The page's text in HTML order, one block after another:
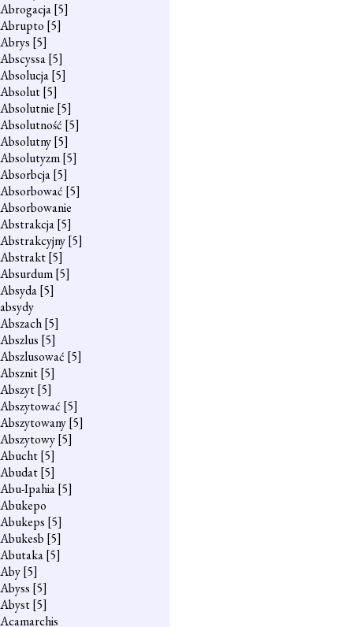
Abrogacja[5]
Abrupto [5]
Abrys [5]
Abscyssa[5]
Absolucja[5]
Absolut[5]
Absolutnie [5]
Absolutność [5]
Absolutny[5]
Absolutyzm[5]
Absorbcja[5]
Absorbować [5]
Absorbowanie
Abstrakcja[5]
Abstrakcyjny[5]
Abstrakt[5]
Absurdum[5]
Absyda[5]
absydy
Abszach[5]
Abszlus [5]
Abszlusować [5]
Absznit[5]
Abszyt[5]
Abszytować [5]
Abszytowany[5]
Abszytowy[5]
Abucht[5]
Abudat[5]
Abu-Ipahia[5]
Abukepo
Abukeps [5]
Abukesb [5]
Abutaka[5]
Aby[5]
Abyss [5]
Abyst[5]
Acamarchis